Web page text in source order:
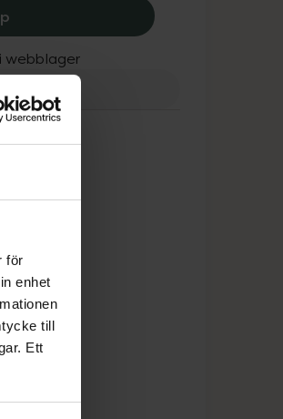
för
enhet
till
Ett
ACO Nail Polish Remover, 63 kr.
i webblager